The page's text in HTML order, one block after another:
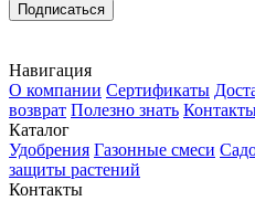
Подписаться
Навигация
О компании Сертификаты
возврат Полезно знать
Каталог
Удобрения Газонные смеси
защиты растений
Контакты